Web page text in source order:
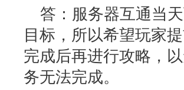
答：服务器互通当
目标，所以希望玩家
完成后再进行攻略，
务无法完成。